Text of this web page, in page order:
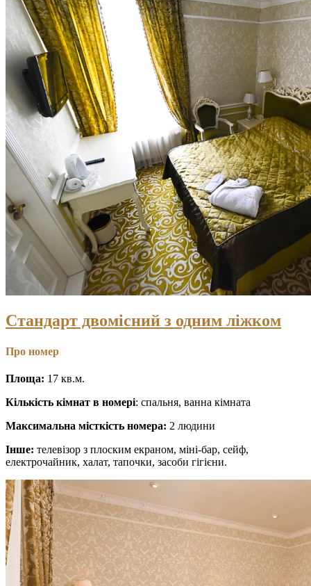
Стандарт двомісний з одним ліжком
Про номер
Площа: 17 кв.м.
Кількість кімнат в номері: спальня, ванна кімната
Максимальна місткість номера: 2 людини
Інше: телевізор з плоским екраном, міні-бар, сейф,
електрочайник, халат, тапочки, засоби гігієни.